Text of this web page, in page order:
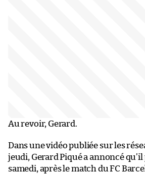
Au revoir, Gerard.
Dans une vidéo publiée sur les
jeudi, Gerard Piqué a annoncé
samedi, après le match du FC